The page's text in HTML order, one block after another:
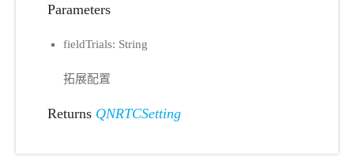
Parameters
fieldTrials: String
拓展配置
Returns QNRTCSetting